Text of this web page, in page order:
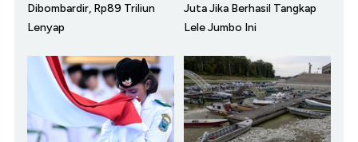
Dibombardir, Rp89 Triliun
Lenyap
Juta Jika Berhasil Tangkap
Lele Jumbo Ini